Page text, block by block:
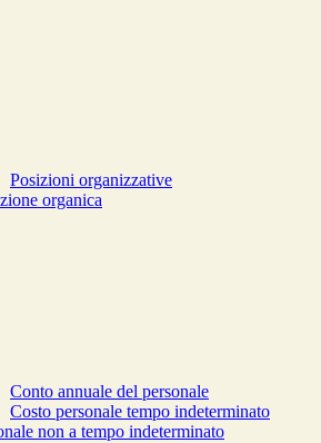
Posizioni organizzative
organica
Conto annuale del personale
Costo personale tempo indeterminato
non a tempo indeterminato